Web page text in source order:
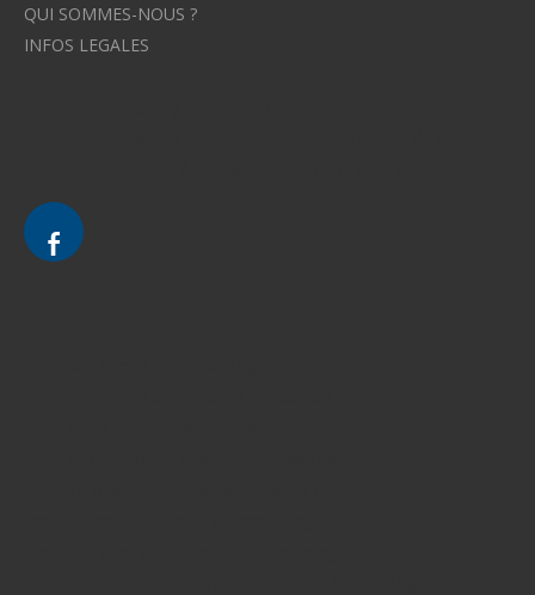
QUI SOMMES-NOUS ?
INFOS LEGALES